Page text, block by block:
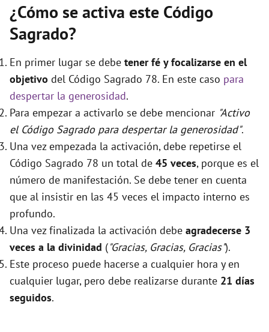
¿Cómo se activa este Código
Sagrado?
En primer lugar se debe tener fé y focalizarse en el
objetivo del Código Sagrado 78. En este caso para
despertar la generosidad.
Para empezar a activarlo se debe mencionar "Activo
el Código Sagrado para despertar la generosidad".
Una vez empezada la activación, debe repetirse el
Código Sagrado 78 un total de 45 veces, porque es el
número de manifestación. Se debe tener en cuenta
que al insistir en las 45 veces el impacto interno es
profundo.
Una vez finalizada la activación debe agradecerse 3
veces a la divinidad ("Gracias, Gracias, Gracias").
Este proceso puede hacerse a cualquier hora y en
cualquier lugar, pero debe realizarse durante 21 días
seguidos.